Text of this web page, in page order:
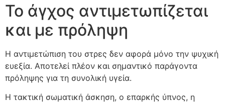
Το άγχος αντιμετωπίζεται
και με πρόληψη
Η αντιμετώπιση του στρες δεν αφορά μόνο την ψυχική
ευεξία. Αποτελεί πλέον και σημαντικό παράγοντα
πρόληψης για τη συνολική υγεία.
Η τακτική σωματική άσκηση, ο επαρκής ύπνος, η